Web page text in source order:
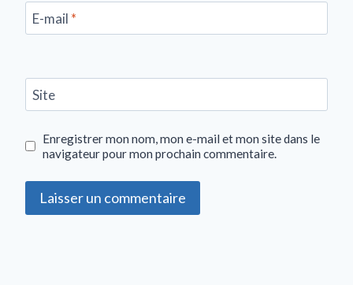
E-mail *
Site
Enregistrer mon nom, mon e-mail et mon site dans le
navigateur pour mon prochain commentaire.